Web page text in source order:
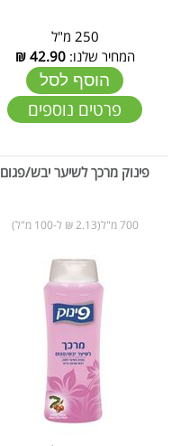
250 מ"ל
המחיר שלנו:42.90
₪
הוסף לסל
פרטים נוספים
פינוק מרכך לשיער יבש/פגום
700 מ"ל(2.13 ₪ ל-100 מ"ל)